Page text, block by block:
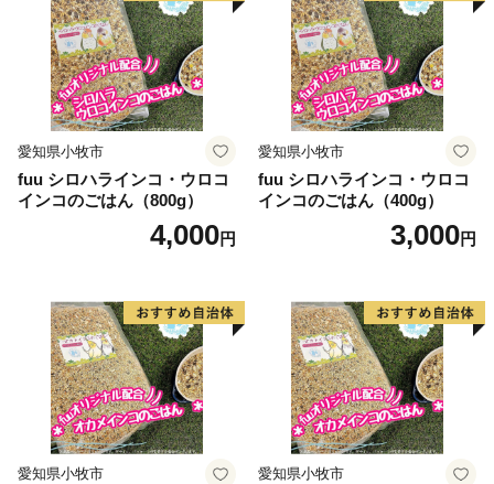
愛知県小牧市
fuu シロハラインコ・ウロコ
インコのごはん（800g）
4,000円
愛知県小牧市
fuu シロハラインコ・ウロコ
インコのごはん（400g）
3,000円
愛知県小牧市 愛知県小牧市